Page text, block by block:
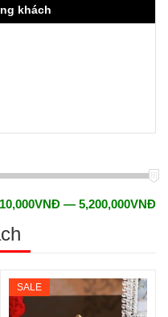
khách
— 5,200,000VNĐ
SALE